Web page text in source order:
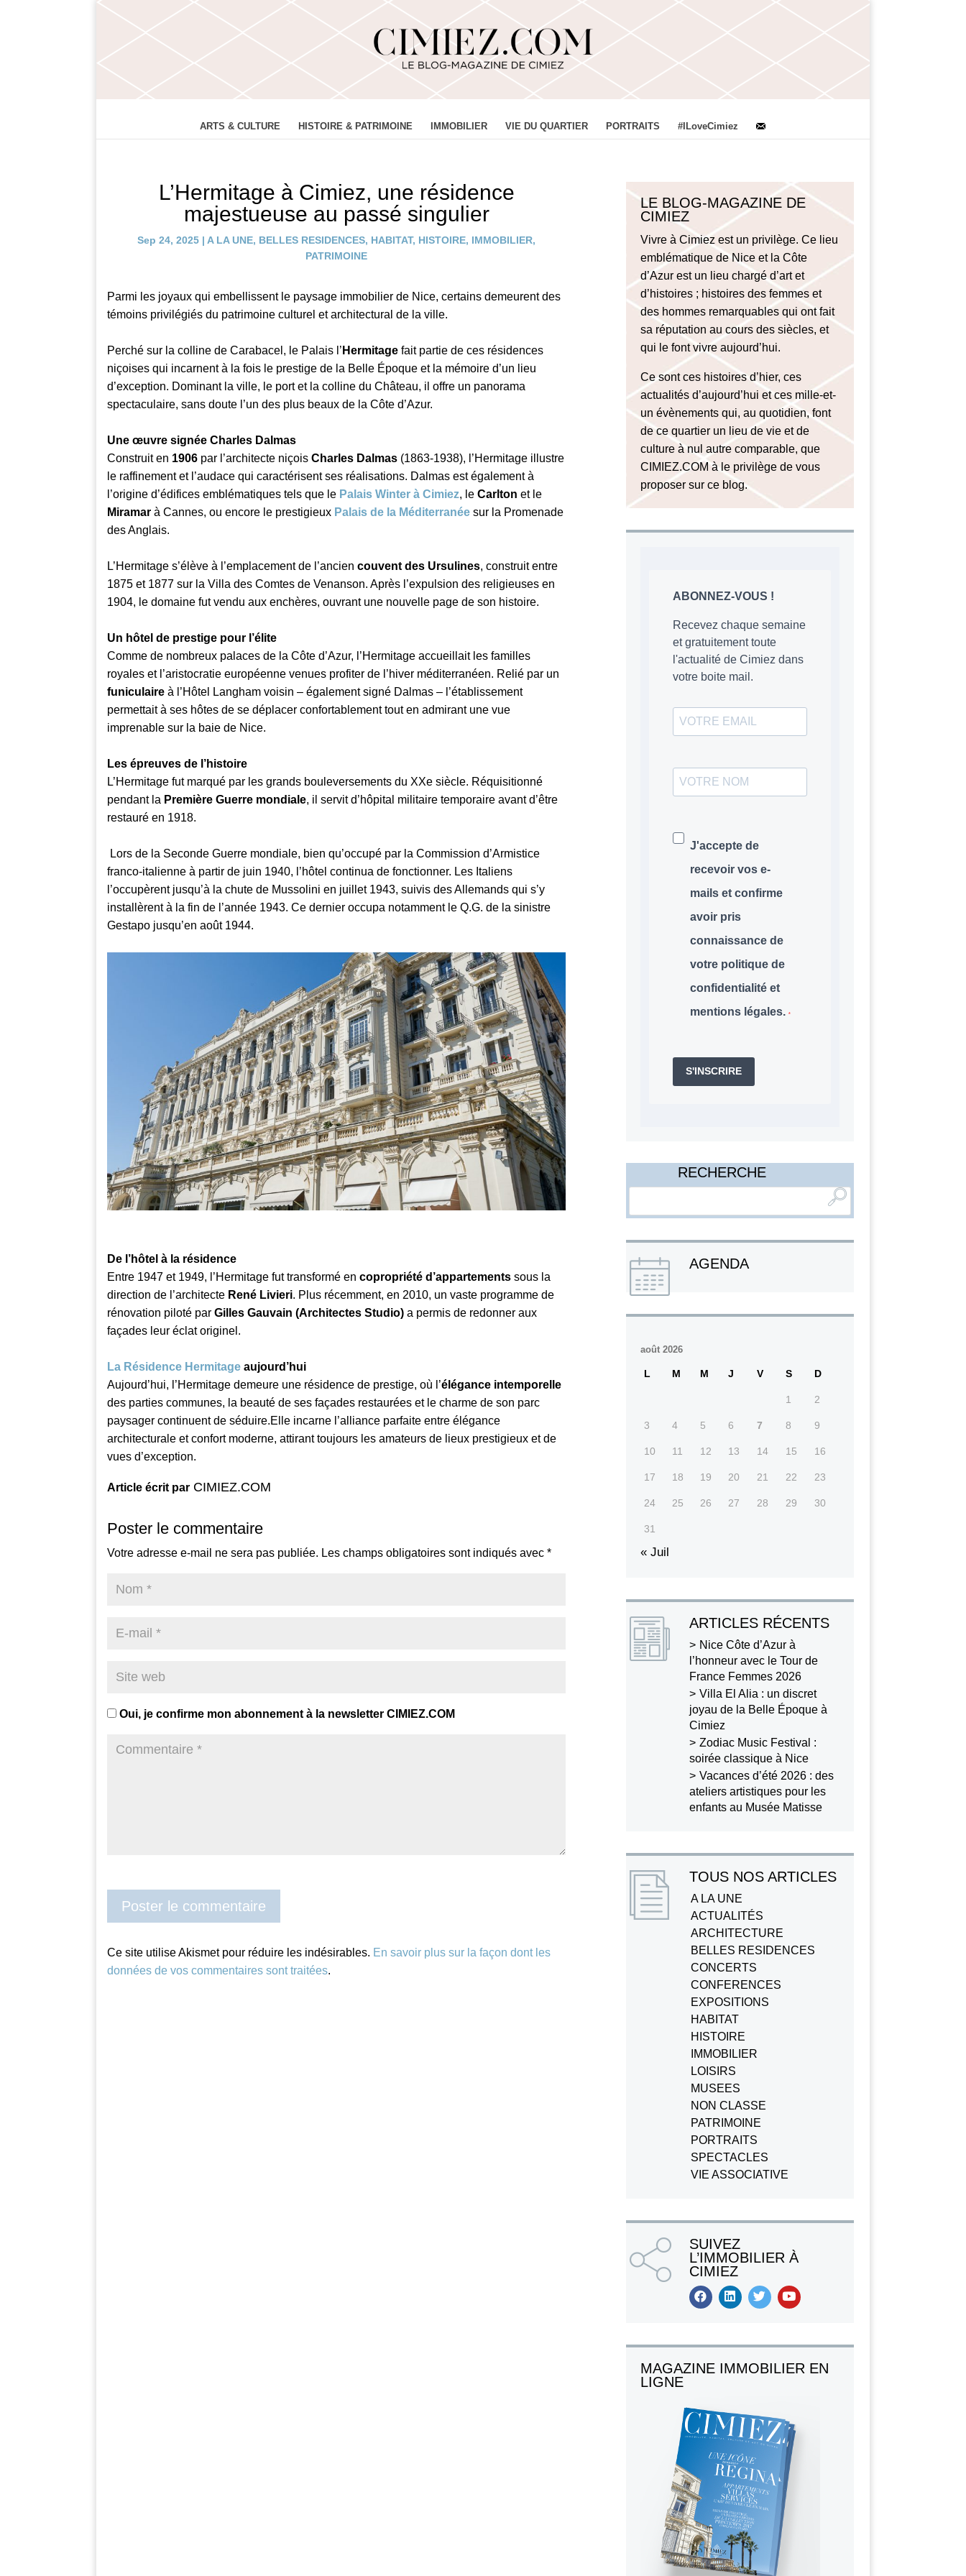
ARTS & CULTURE HISTOIRE & PATRIMOINE IMMOBILIER VIE DU QUARTIER PORTRAITS #ILoveCimiez
L’Hermitage à Cimiez, une résidence
majestueuse au passé singulier
Sep 24, 2025 | A LA UNE, BELLES RESIDENCES, HABITAT, HISTOIRE, IMMOBILIER,
PATRIMOINE
Parmi les joyaux qui embellissent le paysage immobilier de Nice, certains demeurent des
témoins privilégiés du patrimoine culturel et architectural de la ville.
Perché sur la colline de Carabacel, le Palais l’ Hermitage fait partie de ces résidences
niçoises qui incarnent à la fois le prestige de la Belle Époque et la mémoire d’un lieu
d’exception. Dominant la ville, le port et la colline du Château, il offre un panorama
spectaculaire, sans doute l’un des plus beaux de la Côte d’Azur.
Une œuvre signée Charles Dalmas
Construit en 1906 par l’architecte niçoisCharles Dalmas (1863-1938), l’Hermitage illustre
le raffinement et l’audace qui caractérisent ses réalisations. Dalmas est également à
l’origine d’édifices emblématiques tels que le Palais Winter à Cimiez, leCarlton et le
Miramar à Cannes, ou encore le prestigieux Palais de la Méditerranée sur la Promenade
des Anglais.
L’Hermitage s’élève à l’emplacement de l’anciencouvent des Ursulines, construit entre
1875 et 1877 sur la Villa des Comtes de Venanson. Après l’expulsion des religieuses en
1904, le domaine fut vendu aux enchères, ouvrant une nouvelle page de son histoire.
Un hôtel de prestige pour l’élite
Comme de nombreux palaces de la Côte d’Azur, l’Hermitage accueillait les familles
royales et l’aristocratie européenne venues profiter de l’hiver méditerranéen. Relié par un
funiculaire à l’Hôtel Langham voisin – également signé Dalmas – l’établissement
permettait à ses hôtes de se déplacer confortablement tout en admirant une vue
imprenable sur la baie de Nice.
Les épreuves de l’histoire
L’Hermitage fut marqué par les grands bouleversements du XXe siècle. Réquisitionné
pendant la Première Guerre mondiale, il servit d’hôpital militaire temporaire avant d’être
restauré en 1918.
Lors de la Seconde Guerre mondiale, bien qu’occupé par la Commission d’Armistice
franco-italienne à partir de juin 1940, l’hôtel continua de fonctionner. Les Italiens
l’occupèrent jusqu’à la chute de Mussolini en juillet 1943, suivis des Allemands qui s’y
installèrent à la fin de l’année 1943. Ce dernier occupa notamment le Q.G. de la sinistre
Gestapo jusqu’en août 1944.
De l’hôtel à la résidence
Entre 1947 et 1949, l’Hermitage fut transformé encopropriété d’appartements sous la
direction de l’architecte René Livieri. Plus récemment, en 2010, un vaste programme de
rénovation piloté parGilles Gauvain (Architectes Studio) a permis de redonner aux
façades leur éclat originel.
La Résidence Hermitage aujourd’hui
Aujourd’hui, l’Hermitage demeure une résidence de prestige, où l’élégance intemporelle
des parties communes, la beauté de ses façades restaurées et le charme de son parc
paysager continuent de séduire.Elle incarne l’alliance parfaite entre élégance
architecturale et confort moderne, attirant toujours les amateurs de lieux prestigieux et de
vues d’exception.
Article écrit par CIMIEZ.COM
Poster le commentaire
Votre adresse e-mail ne sera pas publiée. Les champs obligatoires sont indiqués avec*
Oui, je confirme mon abonnement à la newsletter CIMIEZ.COM
Ce site utilise Akismet pour réduire les indésirables. En savoir plus sur la façon dont les
données de vos commentaires sont traitées.
LE BLOG-MAGAZINE DE
CIMIEZ
Vivre à Cimiez est un privilège. Ce lieu
emblématique de Nice et la Côte
d’Azur est un lieu chargé d’art et
d’histoires ; histoires des femmes et
des hommes remarquables qui ont fait
sa réputation au cours des siècles, et
qui le font vivre aujourd’hui.
Ce sont ces histoires d’hier, ces
actualités d’aujourd’hui et ces mille-et-
un évènements qui, au quotidien, font
de ce quartier un lieu de vie et de
culture à nul autre comparable, que
CIMIEZ.COM à le privilège de vous
proposer sur ce blog.
ABONNEZ-VOUS !
Recevez chaque semaine
et gratuitement toute
l'actualité de Cimiez dans
votre boite mail.
J'accepte de
recevoir vos e-
mails et confirme
avoir pris
connaissance de
votre politique de
confidentialité et
mentions légales.
S'INSCRIRE
RECHERCHE
AGENDA
août 2026
L M M J V S D
1 2
3 4 5 6 7 8 9
10 11 12 13 14 15 16
17 18 19 20 21 22 23
24 25 26 27 28 29 30
31
« Juil
ARTICLES RÉCENTS
Nice Côte d’Azur à
l’honneur avec le Tour de
France Femmes 2026
Villa El Alia : un discret
joyau de la Belle Époque à
Cimiez
Zodiac Music Festival :
soirée classique à Nice
Vacances d’été 2026 : des
ateliers artistiques pour les
enfants au Musée Matisse
TOUS NOS ARTICLES
A LA UNE
ACTUALITÉS
ARCHITECTURE
BELLES RESIDENCES
CONCERTS
CONFERENCES
EXPOSITIONS
HABITAT
HISTOIRE
IMMOBILIER
LOISIRS
MUSEES
NON CLASSE
PATRIMOINE
PORTRAITS
SPECTACLES
VIE ASSOCIATIVE
SUIVEZ
L’IMMOBILIER À
CIMIEZ
MAGAZINE IMMOBILIER EN
LIGNE